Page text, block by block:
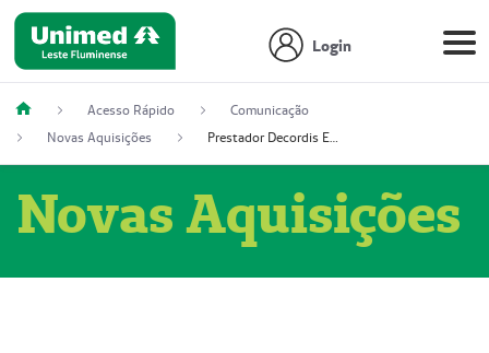
Login
Acesso Rápido
Comunicação
Novas Aquisições
Prestador Decordis Exames Cardiológicos LTDA (51004347-4)
Novas Aquisições